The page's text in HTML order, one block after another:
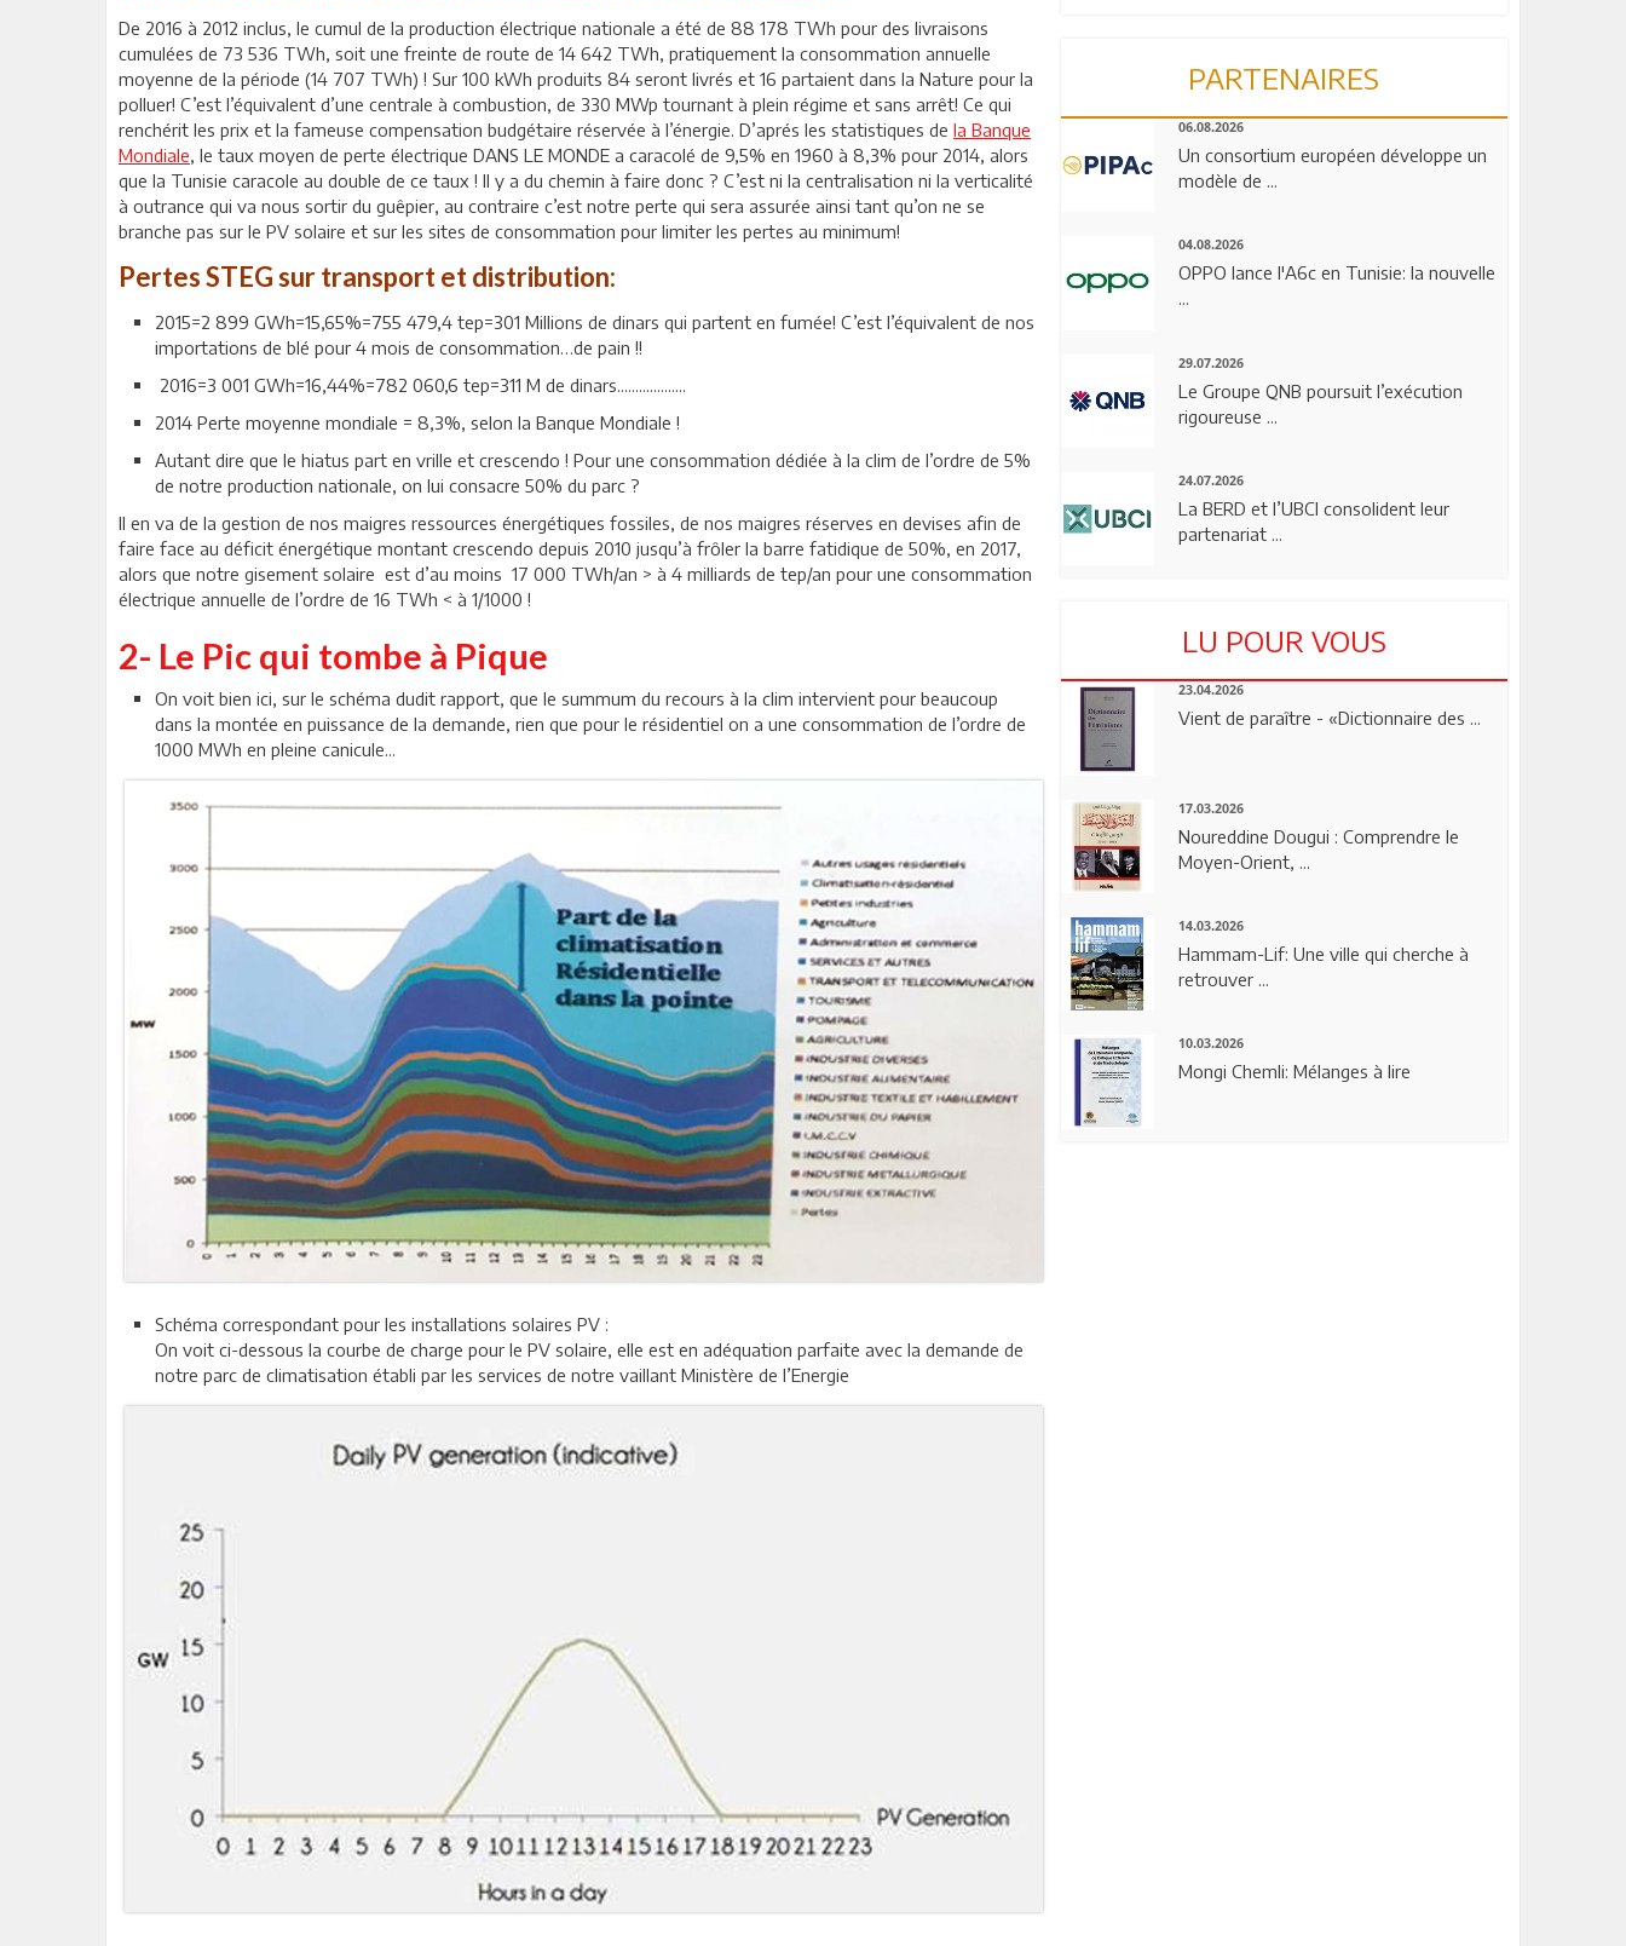
De 2016 à 2012 inclus, le cumul de la production électrique nationale a été de 88 178 TWh pour des livraisons
cumulées de 73 536 TWh, soit une freinte de route de 14 642 TWh, pratiquement la consommation annuelle
moyenne de la période (14 707 TWh) ! Sur 100 kWh produits 84 seront livrés et 16 partaient dans la Nature pour la
polluer! C’est l’équivalent d’une centrale à combustion, de 330 MWp tournant à plein régime et sans arrêt! Ce qui
renchérit les prix et la fameuse compensation budgétaire réservée à l’énergie. D’aprés les statistiques de la Banque
Mondiale, le taux moyen de perte électrique DANS LE MONDE a caracolé de 9,5% en 1960 à 8,3% pour 2014, alors
que la Tunisie caracole au double de ce taux ! Il y a du chemin à faire donc ? C’est ni la centralisation ni la verticalité
à outrance qui va nous sortir du guêpier, au contraire c’est notre perte qui sera assurée ainsi tant qu’on ne se
branche pas sur le PV solaire et sur les sites de consommation pour limiter les pertes au minimum!
Pertes STEG sur transport et distribution:
2015=2 899 GWh=15,65%=755 479,4 tep=301 Millions de dinars qui partent en fumée! C’est l’équivalent de nos
importations de blé pour 4 mois de consommation…de pain !!
2016=3 001 GWh=16,44%=782 060,6 tep=311 M de dinars...................
2014 Perte moyenne mondiale = 8,3%, selon la Banque Mondiale !
Autant dire que le hiatus part en vrille et crescendo ! Pour une consommation dédiée à la clim de l’ordre de 5%
de notre production nationale, on lui consacre 50% du parc ?
Il en va de la gestion de nos maigres ressources énergétiques fossiles, de nos maigres réserves en devises afin de
faire face au déficit énergétique montant crescendo depuis 2010 jusqu’à frôler la barre fatidique de 50%, en 2017,
alors que notre gisement solaire est d’au moins 17 000 TWh/an > à 4 milliards de tep/an pour une consommation
électrique annuelle de l’ordre de 16 TWh < à 1/1000 !
2- Le Pic qui tombe à Pique
On voit bien ici, sur le schéma dudit rapport, que le summum du recours à la clim intervient pour beaucoup
dans la montée en puissance de la demande, rien que pour le résidentiel on a une consommation de l’ordre de
1000 MWh en pleine canicule...
Schéma correspondant pour les installations solaires PV :
On voit ci-dessous la courbe de charge pour le PV solaire, elle est en adéquation parfaite avec la demande de
notre parc de climatisation établi par les services de notre vaillant Ministère de l’Energie
PARTENAIRES
06.08.2026
Un consortium européen développe un
modèle de ...
04.08.2026
OPPO lance l'A6c en Tunisie: la nouvelle
...
29.07.2026
Le Groupe QNB poursuit l’exécution
rigoureuse ...
24.07.2026
La BERD et l’UBCI consolident leur
partenariat ...
LU POUR VOUS
23.04.2026
Vient de paraître - «Dictionnaire des ...
17.03.2026
Noureddine Dougui : Comprendre le
Moyen-Orient, ...
14.03.2026
Hammam-Lif: Une ville qui cherche à
retrouver ...
10.03.2026
Mongi Chemli: Mélanges à lire